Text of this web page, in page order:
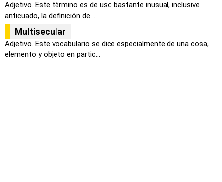
Adjetivo. Este término es de uso bastante inusual, inclusive
anticuado, la definición de ...
Multisecular
Adjetivo. Este vocabulario se dice especialmente de una cosa,
elemento y objeto en partic...